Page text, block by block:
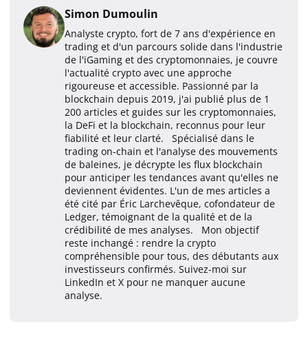
Simon Dumoulin
Analyste crypto, fort de 7 ans d'expérience en
trading et d'un parcours solide dans l'industrie
de l'iGaming et des cryptomonnaies, je couvre
l'actualité crypto avec une approche
rigoureuse et accessible. Passionné par la
blockchain depuis 2019, j'ai publié plus de 1
200 articles et guides sur les cryptomonnaies,
la DeFi et la blockchain, reconnus pour leur
fiabilité et leur clarté. Spécialisé dans le
trading on-chain et l'analyse des mouvements
de baleines, je décrypte les flux blockchain
pour anticiper les tendances avant qu'elles ne
deviennent évidentes. L'un de mes articles a
été cité par Éric Larchevêque, cofondateur de
Ledger, témoignant de la qualité et de la
crédibilité de mes analyses. Mon objectif
reste inchangé : rendre la crypto
compréhensible pour tous, des débutants aux
investisseurs confirmés. Suivez-moi sur
LinkedIn et X pour ne manquer aucune
analyse.